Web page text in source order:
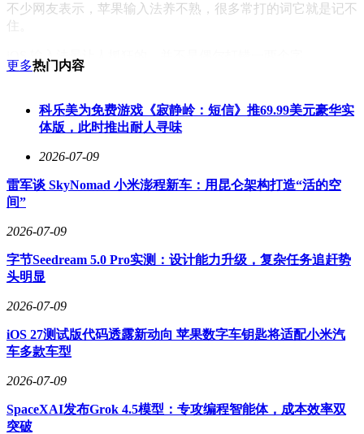
不少网友表示，苹果输入法养不熟，很多常打的词它就是记不
住。
iOS 输入法最让人抓狂的，并不是偶尔打错一两个字。
无辜鸡爪，芜湖鸡爪，乌骨鸡抓，五谷鸡爪，什么乱七八糟的
都有。
谁可以只用一次就把「无骨鸡爪」四个字准确无误地打出来
的。
机哥愿意称他为驯服 iOS 输入法的成功人士。
总感觉啊，iPhone 明明就知道你想打哪个词。
偏偏把你想要的词放到后面，首选词非要给你安排一些乱七八
糟的东西。
明明就知道机哥想打「倒反天罡」。
「慈禧指甲」？
更多热门内容
科乐美为免费游戏《寂静岭：短信》推69.99美元豪华实
体版，此时推出耐人寻味
2026-07-09
雷军谈 SkyNomad 小米澎程新车：用昆仑架构打造“活的空
间”
2026-07-09
字节Seedream 5.0 Pro实测：设计能力升级，复杂任务追赶势
头明显
2026-07-09
iOS 27测试版代码透露新动向 苹果数字车钥匙将适配小米汽
车多款车型
2026-07-09
SpaceXAI发布Grok 4.5模型：专攻编程智能体，成本效率双
突破